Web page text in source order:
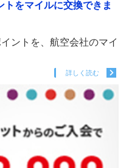
をマイルに交換できま
ントを、航空会社のマイ
詳しく読む